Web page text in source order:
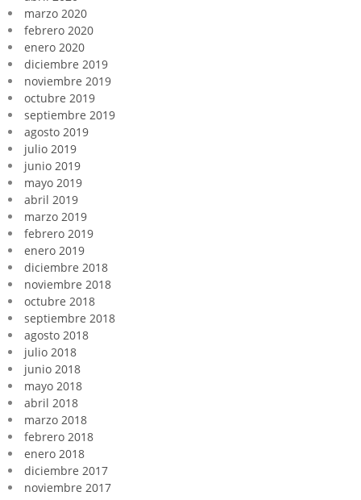
marzo 2020
febrero 2020
enero 2020
diciembre 2019
noviembre 2019
octubre 2019
septiembre 2019
agosto 2019
julio 2019
junio 2019
mayo 2019
abril 2019
marzo 2019
febrero 2019
enero 2019
diciembre 2018
noviembre 2018
octubre 2018
septiembre 2018
agosto 2018
julio 2018
junio 2018
mayo 2018
abril 2018
marzo 2018
febrero 2018
enero 2018
diciembre 2017
noviembre 2017